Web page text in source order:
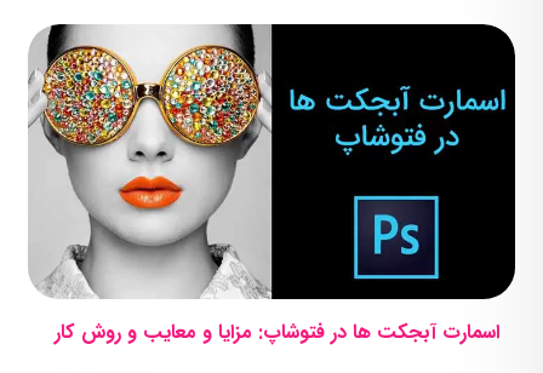
اسمارت آبجکت ها در فتوشاپ: مزایا و معایب و روش کار